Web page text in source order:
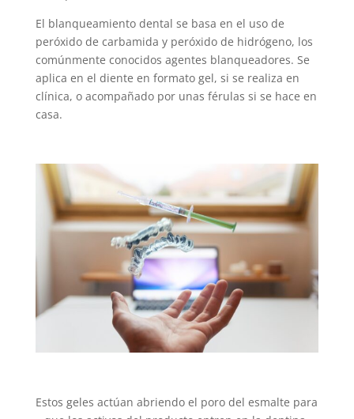
El blanqueamiento dental se basa en el uso de
peróxido de carbamida y peróxido de hidrógeno, los
comúnmente conocidos agentes blanqueadores. Se
aplica en el diente en formato gel, si se realiza en
clínica, o acompañado por unas férulas si se hace en
casa.
Estos geles actúan abriendo el poro del esmalte para